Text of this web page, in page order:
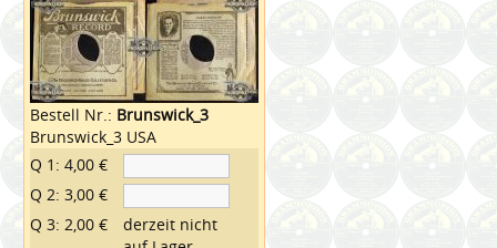
Bestell Nr.: Brunswick_3
Brunswick_3 USA
Q 1: 4,00 €
Q 2: 3,00 €
Q 3: 2,00 €
derzeit nicht